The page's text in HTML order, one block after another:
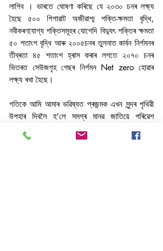
লাগিব । ভাৰতে ঘোষণা কৰিছে যে ২০৩০ চনৰ লক্ষ্য
হৈছে ৫০০ গিগাৱাট অজীৱাশ্ম শক্তি-ক্ষমতা বৃদ্ধি,
নবীকৰণযোগ্য শক্তিসমূহৰ যোগেদি বিদ্যুৎ শক্তিৰ ক্ষমতা
৫০ শতাংশ বৃদ্ধি আৰু ২০০৫চনৰ তুলনাত কাৰ্বন নিৰ্গমনৰ
তীব্ৰতা ৪৫ শতাংশ হ্ৰাস কৰাৰ লগতে ২০৭০ চনৰ
ভিতৰত সেউজগৃহ গেছৰ নিৰ্গমন Net zero হোৱাৰ
লক্ষ্য ৰখা হৈছে।
গতিকে আমি আমাৰ ভৱিষ্যত প্ৰজন্মক এখন সুন্দৰ পৃথিৱী
উপহাৰ দিবলৈ হ’লে সমগ্ৰ মানৱ জাতিয়ে পৰিৱেশ
প্ৰদূষণৰ প্ৰতি লক্ষ্য ৰাখি আগবাঢিব লাগিব। গুৰুত্ব দিব
লাগিব বহনক্ষম উন্নয়ন(Sustainable